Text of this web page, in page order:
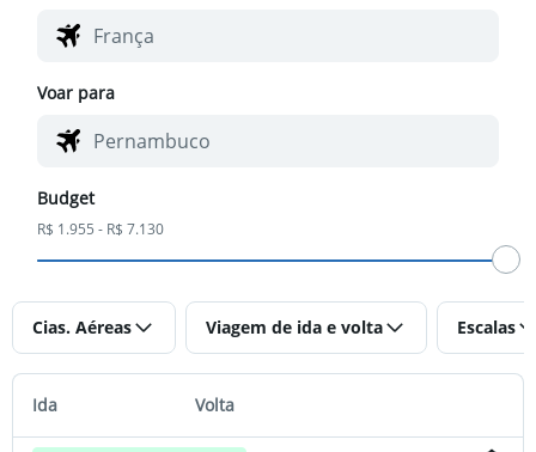
Voar para
Budget
R$ 1.955 - R$ 7.130
Cias. Aéreas Viagem de ida e volta Escalas
Ida Volta